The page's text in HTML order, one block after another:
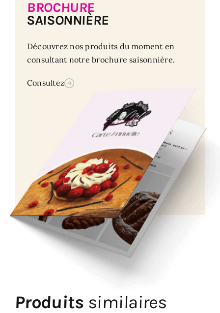
BROCHURE
SAISONNIÈRE
Découvrez nos produits du moment en
consultant notre brochure saisonnière.
Consultez
Produitssimilaires